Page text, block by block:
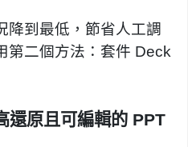
降到最低，節省人工調
第二個方法：套件 Deck
還原且可編輯的 PPT